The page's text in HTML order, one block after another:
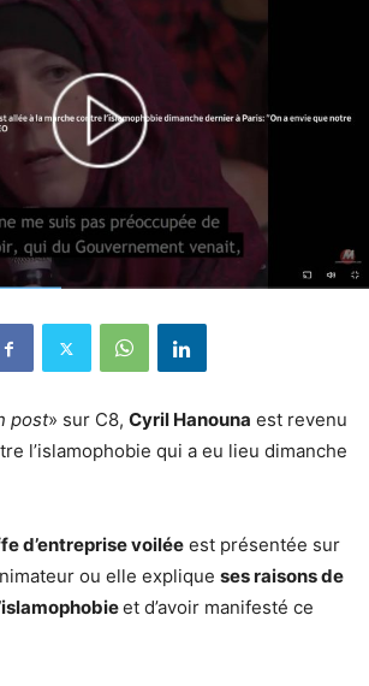
post» sur C8, Cyril Hanouna est revenu
l’islamophobie qui a eu lieu dimanche
d’entreprise voilée est présentée sur
ou elle explique ses raisons de
et d’avoir manifesté ce